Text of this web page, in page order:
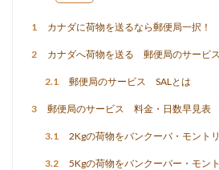
1 カナダに荷物を送るなら郵便局一択！
2 カナダへ荷物を送る 郵便局のサービス
2.1 郵便局のサービス SALとは
3 郵便局のサービス 料金・日数早見表
3.1 2Kgの荷物をバンクーバ・モント
3.2 5Kgの荷物をバンクーバー・モン